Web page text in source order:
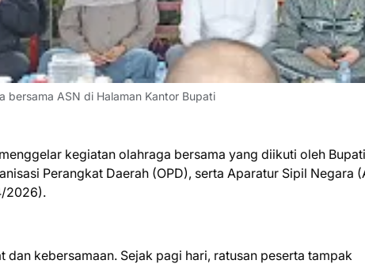
bersama ASN di Halaman Kantor Bupati
kegiatan olahraga bersama yang diikuti oleh
Perangkat Daerah (OPD), serta Aparatur Sipil Negara
2026).
kebersamaan. Sejak pagi hari, ratusan peserta tampak